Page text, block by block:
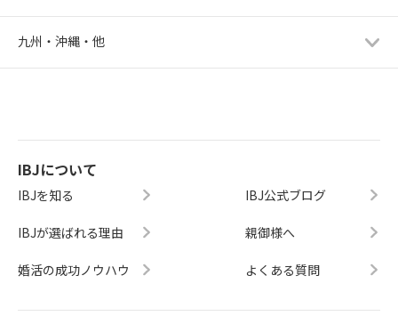
九州・沖縄・他
IBJについて
IBJを知る
IBJが選ばれる理由
婚活の成功ノウハウ
IBJ公式ブログ
親御様へ
よくある質問